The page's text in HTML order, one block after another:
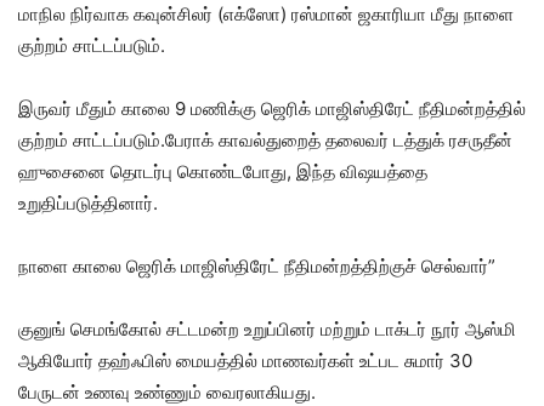
மாநில நிர்வாக கவுன்சிலர் (எக்ஸோ) ரஸ்மான் ஜகாரியா மீது நாளை
குற்றம் சாட்டப்படும்.
இருவர் மீதும் காலை 9 மணிக்கு ஜெரிக் மாஜிஸ்திரேட் நீதிமன்றத்தில்
குற்றம் சாட்டப்படும்.பேராக் காவல்துறைத் தலைவர் டத்துக் ரசருதீன்
ஹுசைனை தொடர்பு கொண்டபோது, ​​இந்த விஷயத்தை
உறுதிப்படுத்தினார்.
நாளை காலை ஜெரிக் மாஜிஸ்திரேட் நீதிமன்றத்திற்குச் செல்வார்”
குனுங் செமங்கோல் சட்டமன்ற உறுப்பினர் மற்றும் டாக்டர் நூர் ஆஸ்மி
ஆகியோர் தஹ்ஃபிஸ் மையத்தில் மாணவர்கள் உட்பட சுமார் 30
பேருடன் உணவு உண்ணும் வைரலாகியது.